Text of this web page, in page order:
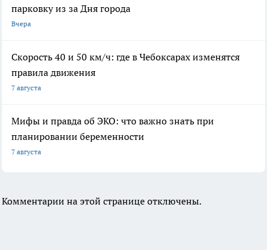
парковку из за Дня города
Вчера
Скорость 40 и 50 км/ч: где в Чебоксарах изменятся
правила движения
7 августа
Мифы и правда об ЭКО: что важно знать при
планировании беременности
7 августа
Комментарии на этой странице отключены.